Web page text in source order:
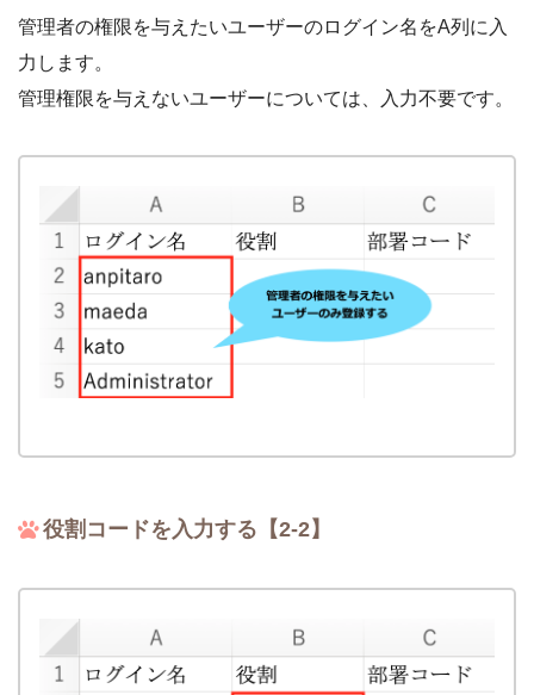
管理者の権限を与えたいユーザーのログイン名をA列に入
力します。
管理権限を与えないユーザーについては、入力不要です。
役割コードを入力する【2-2】